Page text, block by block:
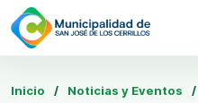
Inicio Noticias y Eventos